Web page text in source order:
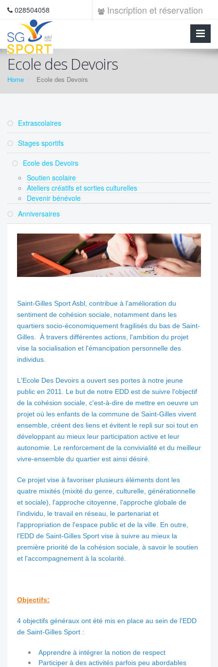
028504058 Inscription et réservation
Ecole des Devoirs
Home Ecole des Devoirs
Extrascolaires
Stages sportifs
Ecole des Devoirs
Soutien scolaire
Ateliers créatifs et sorties culturelles
Devenir bénévole
Anniversaires
Saint-Gilles Sport Asbl, contribue à l'amélioration du
sentiment de cohésion sociale, notamment dans les
quartiers socio-économiquement fragilisés du bas de Saint-
Gilles. À travers différentes actions, l'ambition du projet
vise la socialisation et l'émancipation personnelle des
individus.
L'Ecole Des Devoirs a ouvert ses portes à notre jeune
public en 2011. Le but de notre EDD est de suivre l'objectif
de la cohésion sociale, c'est-à-dire de mettre en oeuvre un
projet où les enfants de la commune de Saint-Gilles vivent
ensemble, créent des liens et évitent le repli sur soi tout en
développant au mieux leur participation active et leur
autonomie. Le renforcement de la convivialité et du meilleur
vivre-ensemble du quartier est ainsi désiré.
Ce projet vise à favoriser plusieurs éléments dont les
quatre mixités (mixité du genre, culturelle, générationnelle
et sociale), l'approche citoyenne, l'approche globale de
l'individu, le travail en réseau, le partenariat et
l'appropriation de l'espace public et de la ville. En outre,
l'EDD de Saint-Gilles Sport vise à suivre au mieux la
première priorité de la cohésion sociale, à savoir le soutien
et l'accompagnement à la scolarité.
Objectifs:
4 objectifs généraux ont été mis en place au sein de l'EDD
de Saint-Gilles Sport :
Apprendre à intégrer la notion de respect
Participer à des activités parfois peu abordables